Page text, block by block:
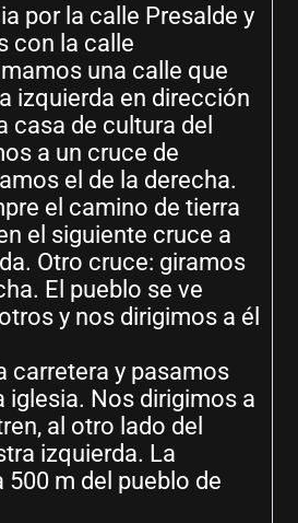
por la calle Presalde y
con la calle
una calle que
izquierda en dirección
casa de cultura del
a un cruce de
el de la derecha.
el camino de tierra
el siguiente cruce a
Otro cruce: giramos
El pueblo se ve
y nos dirigimos a él
carretera y pasamos
iglesia. Nos dirigimos a
al otro lado del
izquierda. La
m del pueblo de